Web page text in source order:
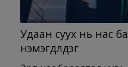
Удаан суух нь нас
нэмэгдүүлдэг